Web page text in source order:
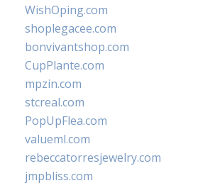
WishOping.com
shoplegacee.com
bonvivantshop.com
CupPlante.com
mpzin.com
stcreal.com
PopUpFlea.com
valueml.com
rebeccatorresjewelry.com
jmpbliss.com